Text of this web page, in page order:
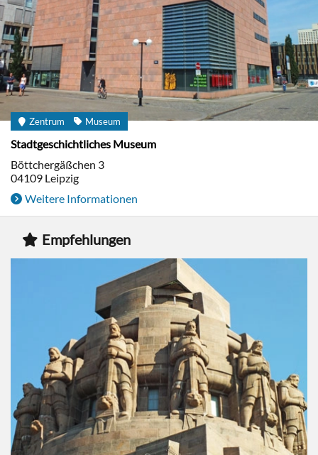
Zentrum Museum
Stadtgeschichtliches Museum
Böttchergäßchen 3
04109 Leipzig
Weitere Informationen
Empfehlungen